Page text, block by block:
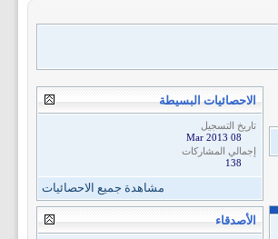
الاحصائيات البسيطة
تاريخ التسجيل
08 Mar 2013
إجمالي المشاركات
138
مشاهدة جميع الاحصائيات
الأصدقاء